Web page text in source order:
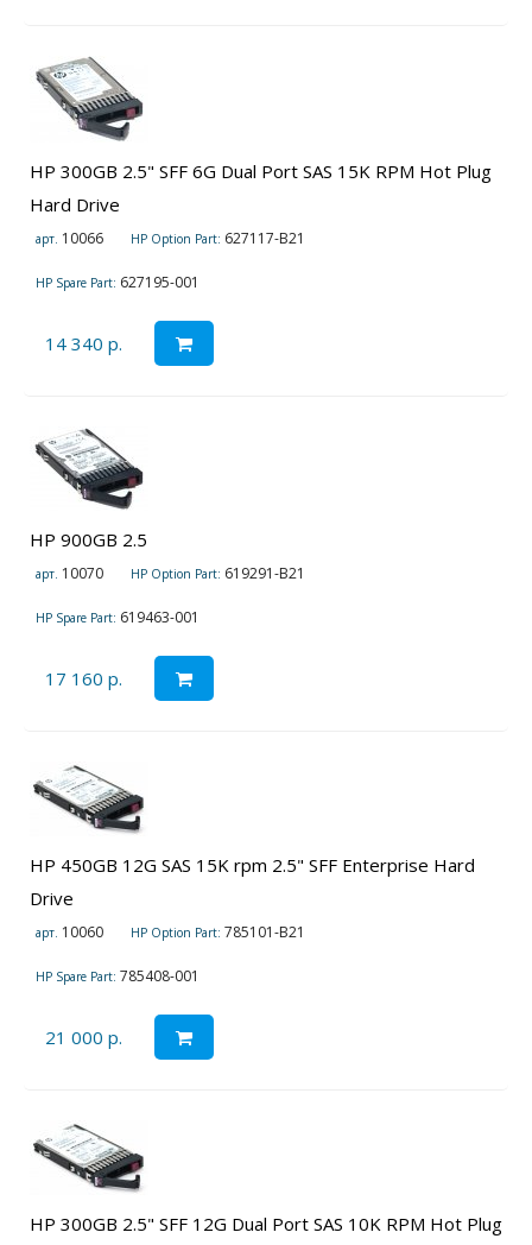
HP 300GB 2.5" SFF 6G Dual Port SAS 15K RPM Hot Plug
Hard Drive
арт. 10066 HP Option Part: 627117-B21
HP Spare Part: 627195-001
14 340 р.
HP 900GB 2.5
арт. 10070 HP Option Part: 619291-B21
HP Spare Part: 619463-001
17 160 р.
HP 450GB 12G SAS 15K rpm 2.5" SFF Enterprise Hard
Drive
арт. 10060 HP Option Part: 785101-B21
HP Spare Part: 785408-001
21 000 р.
HP 300GB 2.5" SFF 12G Dual Port SAS 10K RPM Hot Plug